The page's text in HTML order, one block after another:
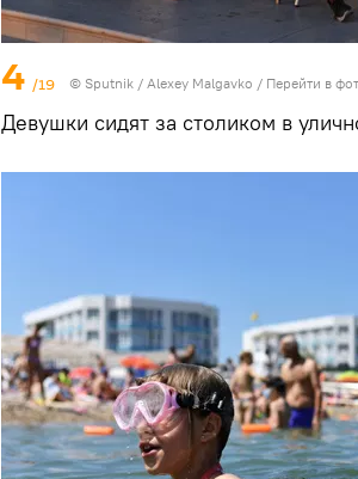
4 /19 © Sputnik / Alexey Malgavko / Перейти в
Девушки сидят за столиком в